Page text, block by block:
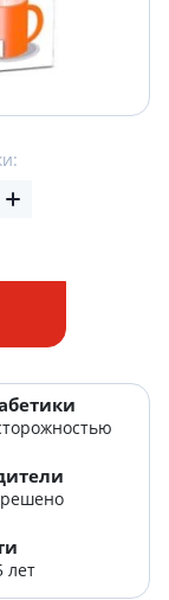
лет